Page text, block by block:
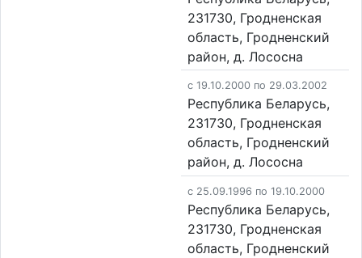
231730, Гродненская
область, Гродненский
район, д. Лососна
c 19.10.2000 по 29.03.2002
Республика Беларусь,
231730, Гродненская
область, Гродненский
район, д. Лососна
c 25.09.1996 по 19.10.2000
Республика Беларусь,
231730, Гродненская
область, Гродненский